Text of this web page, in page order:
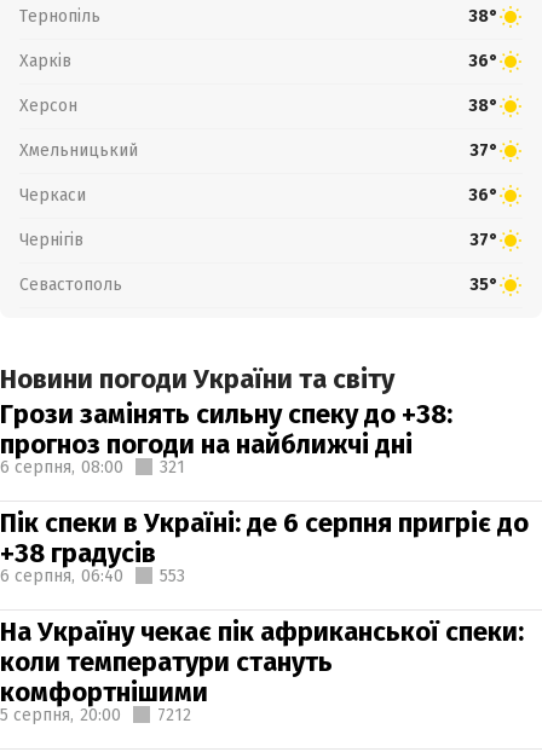
Тернопіль 38°
Харків 36°
Херсон 38°
Хмельницький 37°
Черкаси 36°
Чернігів 37°
Севастополь 35°
Новини погоди України та світу
Грози замінять сильну спеку до +38:
прогноз погоди на найближчі дні
6 серпня, 08:00 321
Пік спеки в Україні: де 6 серпня пригріє до
+38 градусів
6 серпня, 06:40 553
На Україну чекає пік африканської спеки:
коли температури стануть
комфортнішими
5 серпня, 20:00 7212